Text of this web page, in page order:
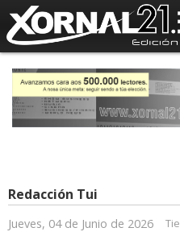
Redacción Tui
Jueves, 04 de Junio de 2026